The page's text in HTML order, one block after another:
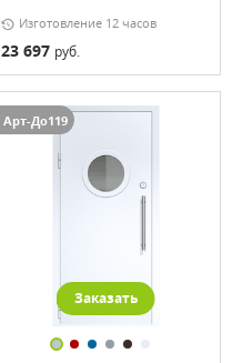
Изготовление 12 часов
23 697 руб.
Арт-До119
Заказать